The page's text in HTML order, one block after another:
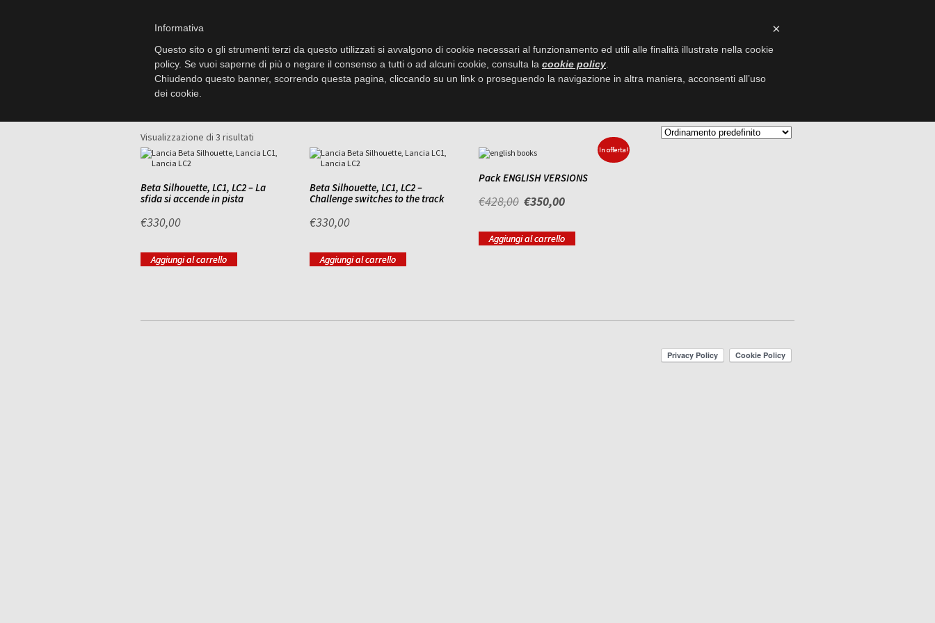
CONTATTI
Beta Silhouette, LC1, LC2 – La sfida si accende in pista
Visualizzazione di 3 risultati
Beta Silhouette, LC1, LC2 – La
sfida si accende in pista
€330,00
Aggiungi al carrello
Beta Silhouette, LC1, LC2 –
Challenge switches to the track
€330,00
Aggiungi al carrello
In offerta!
Pack ENGLISH VERSIONS
€428,00 Il
prezzo
era:
€428,00.
€350,00Il
è:
€350,00.
Aggiungi al carrello
×
Informativa
Questo sito o gli strumenti terzi da questo utilizzati si avvalgono di cookie necessari al funzionamento ed utili alle finalità illustrate nella cookie
policy. Se vuoi saperne di più o negare il consenso a tutti o ad alcuni cookie, consulta la cookie policy
Chiudendo questo banner, scorrendo questa pagina, cliccando su un link o proseguendo la navigazione in altra maniera, acconsenti all’uso
dei cookie.